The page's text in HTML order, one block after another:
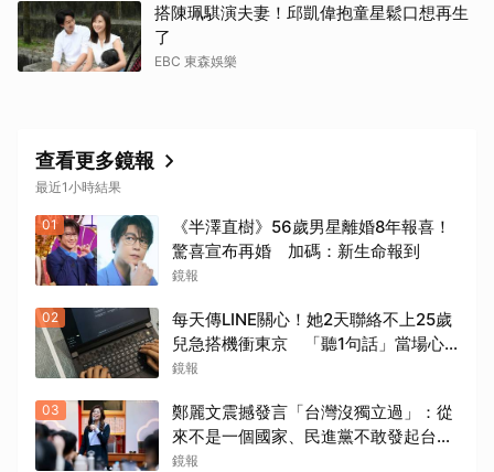
搭陳珮騏演夫妻！邱凱偉抱童星鬆口想再生
了
EBC 東森娛樂
查看更多鏡報
最近1小時結果
01
《半澤直樹》56歲男星離婚8年報喜！
驚喜宣布再婚 加碼：新生命報到
鏡報
02
每天傳LINE關心！她2天聯絡不上25歲
兒急搭機衝東京 「聽1句話」當場心
碎...結局看哭網
鏡報
03
鄭麗文震撼發言「台灣沒獨立過」：從
來不是一個國家、民進黨不敢發起台獨
公投
鏡報